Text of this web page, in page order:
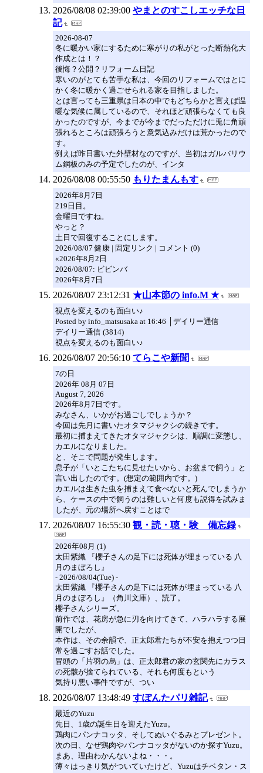
2026/08/08 02:39:00 やまとのすこしエッチな日
記
2026-08-07
冬に暖かい家にするために寒がりの私がとった断熱化大
作成とは！？
後悔？公開？リフォーム日記
寒いのがとても苦手な私は、今回のリフォームではとに
かく冬に暖かく過ごせられる家を目指しました。
とは言っても三重県は日本の中でもどちらかと言えば温
暖な気候に属しているので、それほど頑張らなくても良
かったのですが、今までが今までだっただけに兎に角頑
張れるところは頑張ろうと意気込みだけは荒かったので
す。
例えば昨日書いた外壁材なのですが、当初はガルバリウ
ム鋼板のみの予定でしたのが、インタ
2026/08/08 00:55:50 もりたまんもす
2026年8月7日
219日目。
金曜日ですね。
やっと？
土日で回復することにします。
2026/08/07 健康 | 固定リンク | コメント (0)
«2026年8月2日
2026/08/07: ビビンバ
2026年8月7日
2026/08/07 23:12:31 ★山本節の info.M ★
視点を変えるのも面白い♪
Posted by info_matsusaka at 16:46 │デイリー通信
デイリー通信 (3814)
視点を変えるのも面白い♪
2026/08/07 20:56:10 てらこや新聞
7の日
2026年 08月 07日
August 7, 2026
2026年8月7日です。
みなさん、いかがお過ごしでしょうか？
今回は先月に書いたオタマジャクシの続きです。
最初に捕まえてきたオタマジャクシは、順調に変態し、
カエルになりました。
と、そこで問題が発生します。
息子が「いとこたちに見せたいから、お盆まで飼う」と
言い出したのです。(想定の範囲内です。)
カエルは生きた虫を捕まえて食べないと死んでしまうか
ら、ケースの中で飼うのは難しいと何度も説得を試みま
したが、元の場所へ戻すことはで
2026/08/07 16:55:30 観・読・聴・験 備忘録
2026年08月 (1)
太田紫織 『櫻子さんの足下には死体が埋まっている 八
月のまぼろし』
- 2026/08/04(Tue) -
太田紫織 『櫻子さんの足下には死体が埋まっている 八
月のまぼろし』（角川文庫）、読了。
櫻子さんシリーズ。
前作では、花房が急に刃を向けてきて、ハラハラする展
開でしたが、
本作は、その余韻で、正太郎君たちが不安を抱えつつ日
常を過ごすお話でした。
冒頭の「片羽の烏」は、正太郎君の家の玄関先にカラス
の死骸が捨てられている、それも何度もという
気持り悪い事件ですが、つい
2026/08/07 13:48:49 すぽんたパリ雑記
最近のYuzu
先日、1歳の誕生日を迎えたYuzu。
鶏肉にパンナコッタ、そしてぬいぐるみとプレゼント。
次の日、なぜ鶏肉やパンナコッタがないのか探すYuzu。
まあ、理由わかんないよね・・・。
薄々はっきり気がついていたけど、Yuzuはチベタン・ス